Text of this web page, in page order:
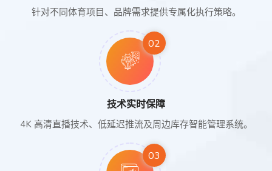
针对不同体育项目、品牌需求提供专属化执行策略。
02
技术实时保障
4K 高清直播技术、低延迟推流及周边库存智能管理系统。
03